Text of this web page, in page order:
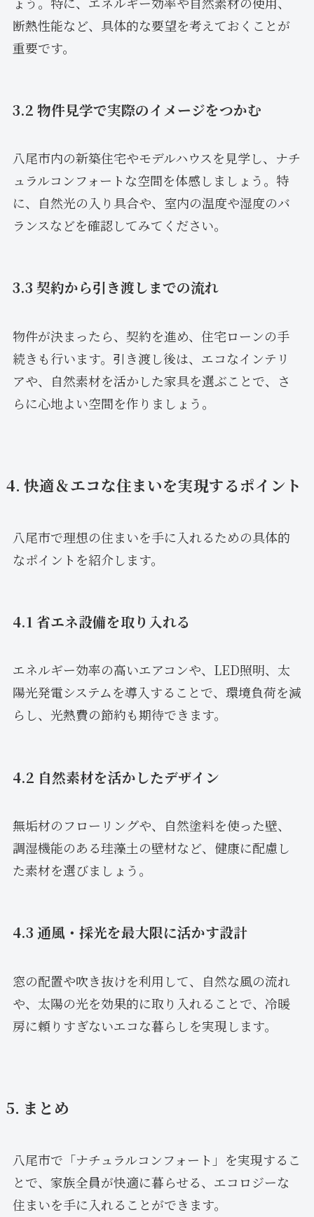
断熱性能など、具体的な要望を考えておくことが
重要です。
3.2 物件見学で実際のイメージをつかむ
八尾市内の新築住宅やモデルハウスを見学し、ナチ
ュラルコンフォートな空間を体感しましょう。特
に、自然光の入り具合や、室内の温度や湿度のバ
ランスなどを確認してみてください。
3.3 契約から引き渡しまでの流れ
物件が決まったら、契約を進め、住宅ローンの手
続きも行います。引き渡し後は、エコなインテリ
アや、自然素材を活かした家具を選ぶことで、さ
らに心地よい空間を作りましょう。
4. 快適＆エコな住まいを実現するポイント
八尾市で理想の住まいを手に入れるための具体的
なポイントを紹介します。
4.1 省エネ設備を取り入れる
エネルギー効率の高いエアコンや、LED照明、太
陽光発電システムを導入することで、環境負荷を減
らし、光熱費の節約も期待できます。
4.2 自然素材を活かしたデザイン
無垢材のフローリングや、自然塗料を使った壁、
調湿機能のある珪藻土の壁材など、健康に配慮し
た素材を選びましょう。
4.3 通風・採光を最大限に活かす設計
窓の配置や吹き抜けを利用して、自然な風の流れ
や、太陽の光を効果的に取り入れることで、冷暖
房に頼りすぎないエコな暮らしを実現します。
5. まとめ
八尾市で「ナチュラルコンフォート」を実現するこ
とで、家族全員が快適に暮らせる、エコロジーな
住まいを手に入れることができます。